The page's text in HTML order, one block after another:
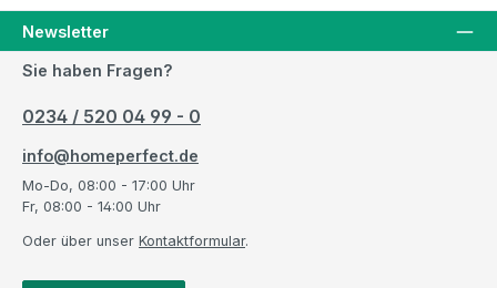
Newsletter
Sie haben Fragen?
0234 / 520 04 99 - 0
info@homeperfect.de
Mo-Do, 08:00 - 17:00 Uhr
Fr, 08:00 - 14:00 Uhr
Oder über unser Kontaktformular.